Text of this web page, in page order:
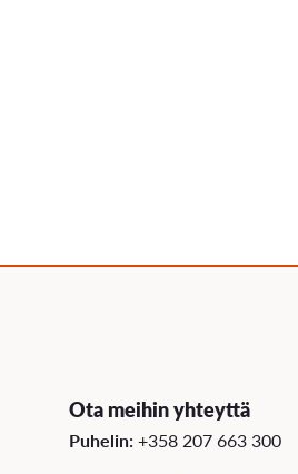
Ota meihin yhteyttä
Puhelin:+358 207 663 300